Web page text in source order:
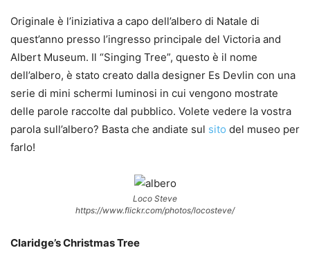
Originale è l’iniziativa a capo dell’albero di Natale di
quest’anno presso l’ingresso principale del Victoria and
Albert Museum. Il “Singing Tree”, questo è il nome
dell’albero, è stato creato dalla designer Es Devlin con una
serie di mini schermi luminosi in cui vengono mostrate
delle parole raccolte dal pubblico. Volete vedere la vostra
parola sull’albero? Basta che andiate sul sito del museo per
farlo!
Loco Steve
https://www.flickr.com/photos/locosteve/
Claridge’s Christmas Tree